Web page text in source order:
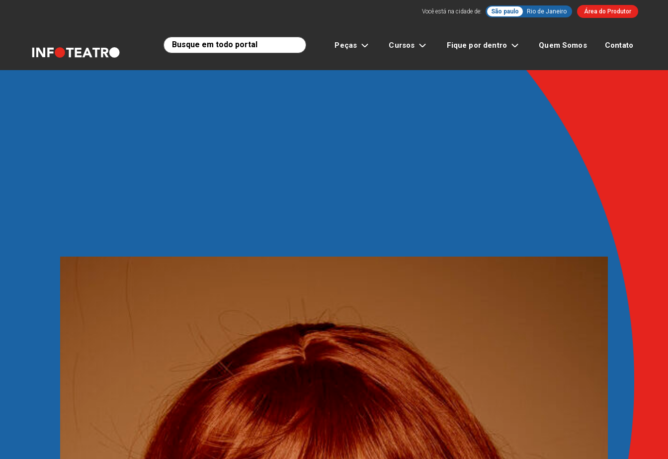
Você está na cidade de: São paulo Rio de Janeiro Área do Produtor
Peças Cursos Fique por dentro Quem Somos Contato